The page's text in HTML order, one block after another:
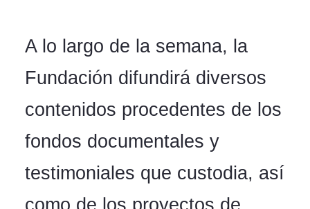
A lo largo de la semana, la
Fundación difundirá diversos
contenidos procedentes de los
fondos documentales y
testimoniales que custodia, así
como de los proyectos de